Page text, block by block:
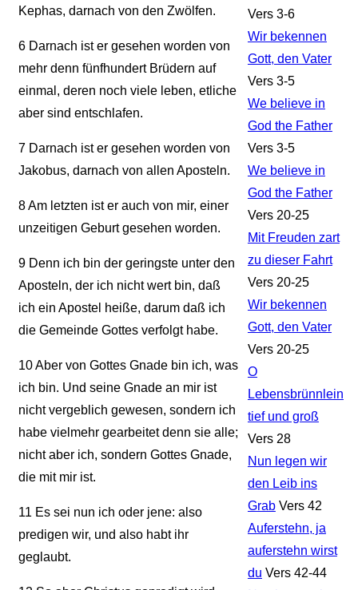
Kephas, darnach von den Zwölfen.
6Darnach ist er gesehen worden von
mehr denn fünfhundert Brüdern auf
einmal, deren noch viele leben, etliche
aber sind entschlafen.
7Darnach ist er gesehen worden von
Jakobus, darnach von allen Aposteln.
8Am letzten ist er auch von mir, einer
unzeitigen Geburt gesehen worden.
9Denn ich bin der geringste unter den
Aposteln, der ich nicht wert bin, daß
ich ein Apostel heiße, darum daß ich
die Gemeinde Gottes verfolgt habe.
10Aber von Gottes Gnade bin ich, was
ich bin. Und seine Gnade an mir ist
nicht vergeblich gewesen, sondern ich
habe vielmehr gearbeitet denn sie alle;
nicht aber ich, sondern Gottes Gnade,
die mit mir ist.
11 Es sei nun ich oder jene: also
predigen wir, und also habt ihr
geglaubt.
Vers 3-6
Wir bekennen
Gott, den Vater
Vers 3-5
We believe in
God the Father
Vers 3-5
We believe in
God the Father
Vers 20-25
Mit Freuden zart
zu dieser Fahrt
Vers 20-25
Wir bekennen
Gott, den Vater
Vers 20-25
O
Lebensbrünnlein
tief und groß
Vers 28
Nun legen wir
den Leib ins
Grab Vers 42
Auferstehn, ja
auferstehn wirst
du Vers 42-44